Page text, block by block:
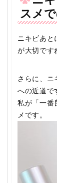
スメ
ニキビあと
が大切です
さらに、ニ
への近道で
私が「一番
メです。